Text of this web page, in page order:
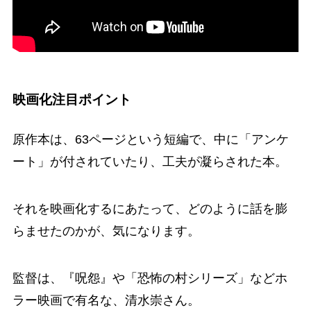
映画化注目ポイント
原作本は、63ページという短編で、中に「アンケ
ート」が付されていたり、工夫が凝らされた本。
それを映画化するにあたって、どのように話を膨
らませたのかが、気になります。
監督は、『呪怨』や「恐怖の村シリーズ」などホ
ラー映画で有名な、清水崇さん。